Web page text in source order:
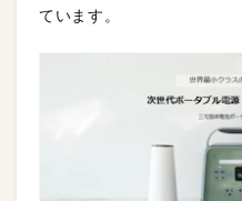
ています。